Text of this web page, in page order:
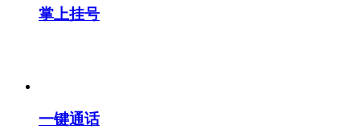
掌上挂号
一键通话